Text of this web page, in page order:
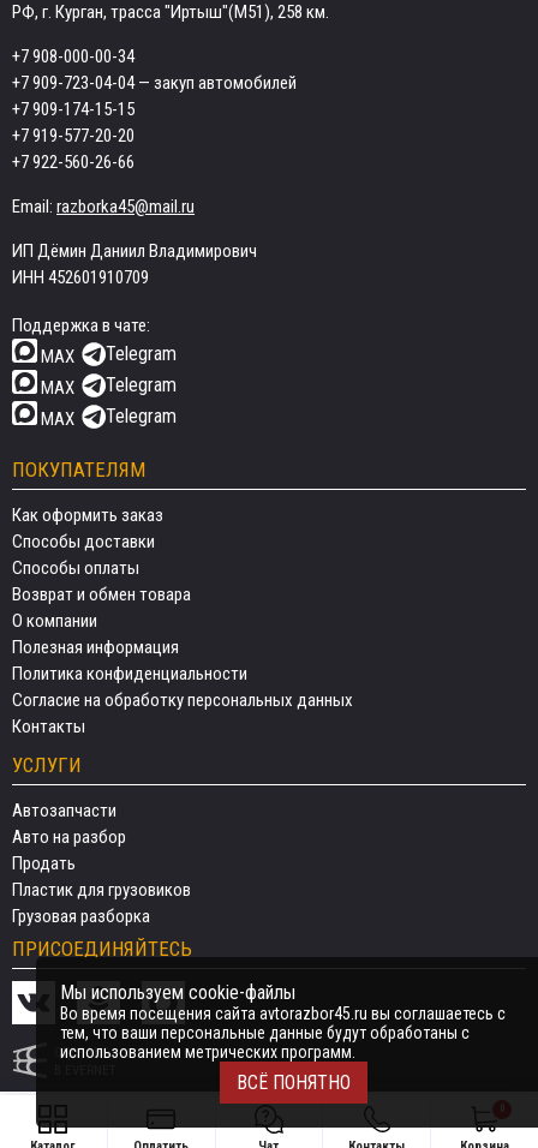
РФ, г. Курган, трасса "Иртыш"(М51), 258 км.
+7 908-000-00-34
+7 909-723-04-04— закуп автомобилей
+7 909-174-15-15
+7 919-577-20-20
+7 922-560-26-66
Email: razborka45@mail.ru
ИП Дёмин Даниил Владимирович
ИНН 452601910709
Поддержка в чате:
MAX
Telegram
MAX Telegram
MAX Telegram
ПОКУПАТЕЛЯМ
Как оформить заказ
Способы доставки
Способы оплаты
Возврат и обмен товара
О компании
Полезная информация
Политика конфиденциальности
Согласие на обработку персональных данных
Контакты
УСЛУГИ
Автозапчасти
Авто на разбор
Продать
Пластик для грузовиков
Грузовая разборка
ПРИСОЕДИНЯЙТЕСЬ
СДЕЛАНО
Мы используем cookie-файлы
Во время посещения сайта avtorazbor45.ru вы соглашаетесь с
тем, что ваши персональные данные будут обработаны с
использованием метрических программ.
ВСЁ ПОНЯТНО